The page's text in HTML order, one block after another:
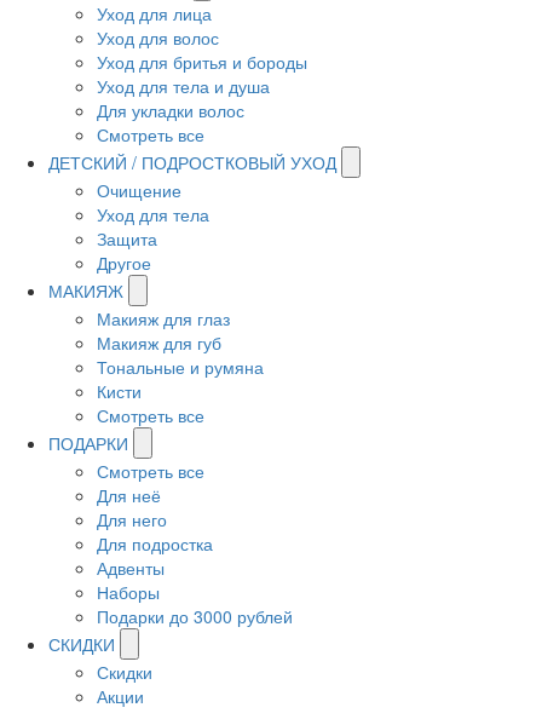
Уход для лица
Уход для волос
Уход для бритья и бороды
Уход для тела и душа
Для укладки волос
Смотреть все
ДЕТСКИЙ / ПОДРОСТКОВЫЙ УХОД
Очищение
Уход для тела
Защита
Другое
МАКИЯЖ
Макияж для глаз
Макияж для губ
Тональные и румяна
Кисти
Смотреть все
ПОДАРКИ
Смотреть все
Для неё
Для него
Для подростка
Адвенты
Наборы
Подарки до 3000 рублей
СКИДКИ
Скидки
Акции